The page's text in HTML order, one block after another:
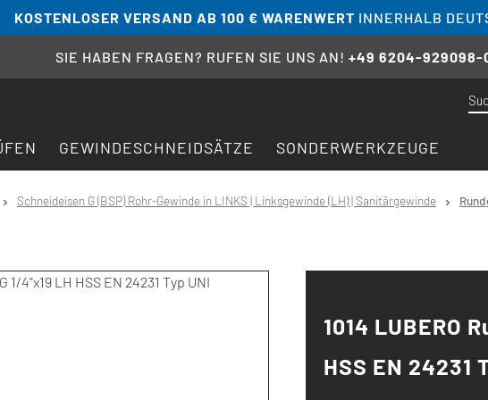
KOSTENLOSER VERSAND AB 100 € WARENWERT INNERHALB
SIE HABEN FRAGEN? RUFEN SIE UNS AN! +49 6204-929098-
GEWINDESCHNEIDSÄTZE SONDERWERKZEUGE
Schneideisen G (BSP) Rohr-Gewinde in LINKS | Linksgewinde (LH) | Sanitärgewinde
1014 LUBERO
HSS EN 24231